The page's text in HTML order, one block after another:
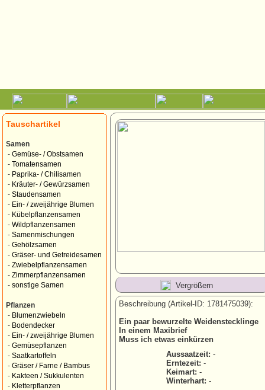
Tauschartikel
Samen
- Gemüse- / Obstsamen
- Tomatensamen
- Paprika- / Chilisamen
- Kräuter- / Gewürzsamen
- Staudensamen
- Ein- / zweijährige Blumen
- Kübelpflanzensamen
- Wildpflanzensamen
- Samenmischungen
- Gehölzsamen
- Gräser- und Getreidesamen
- Zwiebelpflanzensamen
- Zimmerpflanzensamen
- sonstige Samen
Pflanzen
- Blumenzwiebeln
- Bodendecker
- Ein- / zweijährige Blumen
- Gemüsepflanzen
- Saatkartoffeln
- Gräser / Farne / Bambus
- Kakteen / Sukkulenten
- Kletterpflanzen
Vergrößern
Beschreibung (Artikel-ID: 1781475039):
Ein paar bewurzelte Weidenstecklinge
In einem Maxibrief
Muss ich etwas einkürzen
Aussaatzeit: -
Erntezeit: -
Keimart: -
Winterhart: -